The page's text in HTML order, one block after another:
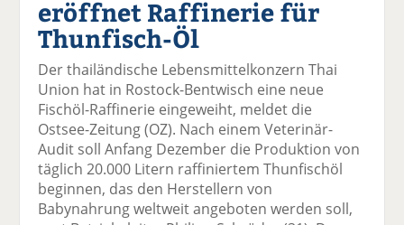
el
a
F
ac
e
b
o
o
te
el
t
tt
er
n
el
a
Li
n
e
di
n
il
E
l
v
er
n
eröffnet Raffinerie für
Thunfisch-Öl
Der thailändische Lebensmittelkonzern Thai
Union hat in Rostock-Bentwisch eine neue
Fischöl-Raffinerie eingeweiht, meldet die
Ostsee-Zeitung (OZ). Nach einem Veterinär-
Audit soll Anfang Dezember die Produktion von
täglich 20.000 Litern raffiniertem Thunfischöl
beginnen, das den Herstellern von
Babynahrung weltweit angeboten werden soll,